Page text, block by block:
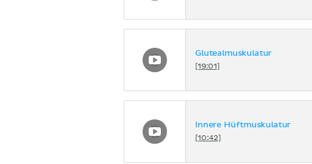
Glutealmuskulatur
[19:01]
Innere Hüftmuskulatur
[10:42]